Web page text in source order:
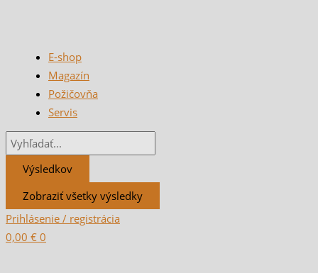
E-shop
Magazín
Požičovňa
Servis
Výsledkov
Zobraziť všetky výsledky
Prihlásenie / registrácia
0,00 € 0